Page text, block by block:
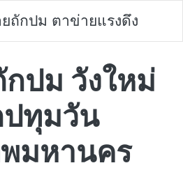
ถักปม ตาข่ายแรงดึง
ปม วังใหม่
ปทุมวัน
พมหานคร